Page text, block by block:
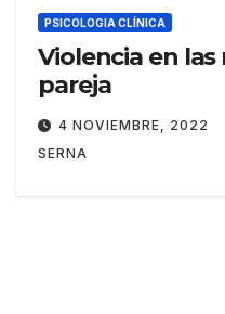
PSICOLOGIA CLÍNICA
Violencia en
pareja
4 NOVIEMBRE, 2022
SERNA